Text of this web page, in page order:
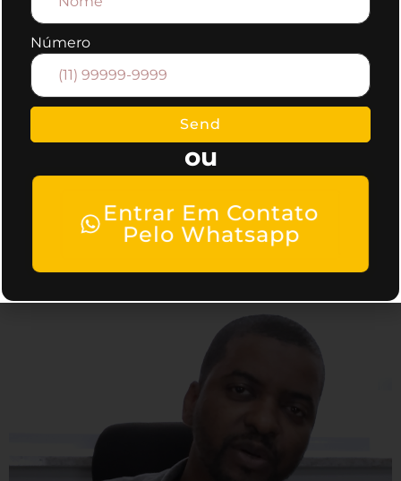
Como uma agência de publicidade,
oferecemos todos os serviços de
marketing, caso queira mais informações,
entre em contato conosco.
Número
Send
ou
Entrar Em Contato
Pelo Whatsapp